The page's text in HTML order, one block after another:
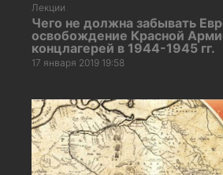
Лекции
Чего не должна забывать
освобождение Красной
концлагерей в 1944-1945 гг.
17 января 2019 19:58